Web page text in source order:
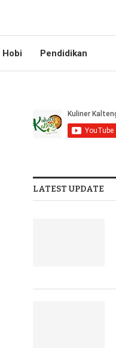
Hobi Pendidikan
LATEST UPDATE